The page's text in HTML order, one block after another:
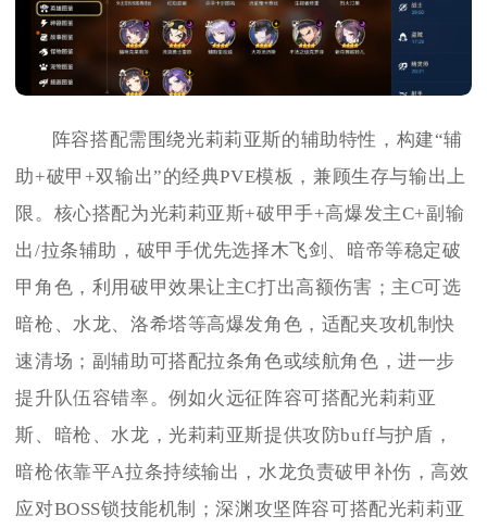
阵容搭配需围绕光莉莉亚斯的辅助特性，构建“辅
助+破甲+双输出”的经典PVE模板，兼顾生存与输出上
限。核心搭配为光莉莉亚斯+破甲手+高爆发主C+副输
出/拉条辅助，破甲手优先选择木飞剑、暗帝等稳定破
甲角色，利用破甲效果让主C打出高额伤害；主C可选
暗枪、水龙、洛希塔等高爆发角色，适配夹攻机制快
速清场；副辅助可搭配拉条角色或续航角色，进一步
提升队伍容错率。例如火远征阵容可搭配光莉莉亚
斯、暗枪、水龙，光莉莉亚斯提供攻防buff与护盾，
暗枪依靠平A拉条持续输出，水龙负责破甲补伤，高效
应对BOSS锁技能机制；深渊攻坚阵容可搭配光莉莉亚